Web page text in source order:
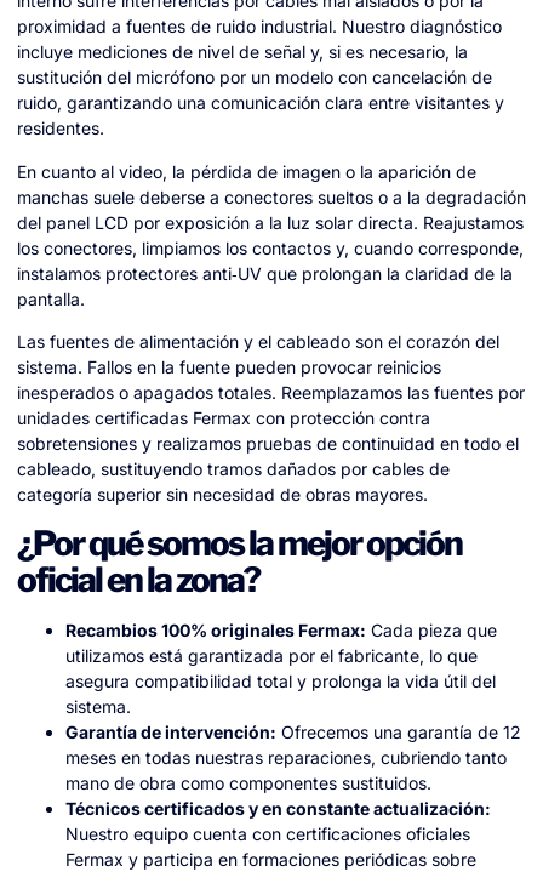
proximidad a fuentes de ruido industrial. Nuestro diagnóstico
incluye mediciones de nivel de señal y, si es necesario, la
sustitución del micrófono por un modelo con cancelación de
ruido, garantizando una comunicación clara entre visitantes y
residentes.
En cuanto al video, la pérdida de imagen o la aparición de
manchas suele deberse a conectores sueltos o a la degradación
del panel LCD por exposición a la luz solar directa. Reajustamos
los conectores, limpiamos los contactos y, cuando corresponde,
instalamos protectores anti‑UV que prolongan la claridad de la
pantalla.
Las fuentes de alimentación y el cableado son el corazón del
sistema. Fallos en la fuente pueden provocar reinicios
inesperados o apagados totales. Reemplazamos las fuentes por
unidades certificadas Fermax con protección contra
sobretensiones y realizamos pruebas de continuidad en todo el
cableado, sustituyendo tramos dañados por cables de
categoría superior sin necesidad de obras mayores.
¿Por qué somos la mejor opción
oficial en la zona?
Recambios 100% originales Fermax: Cada pieza que
utilizamos está garantizada por el fabricante, lo que
asegura compatibilidad total y prolonga la vida útil del
sistema.
Garantía de intervención: Ofrecemos una garantía de 12
meses en todas nuestras reparaciones, cubriendo tanto
mano de obra como componentes sustituidos.
Técnicos certificados y en constante actualización:
Nuestro equipo cuenta con certificaciones oficiales
Fermax y participa en formaciones periódicas sobre